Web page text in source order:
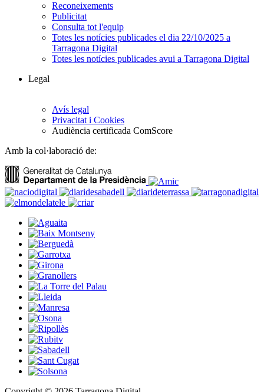
Reconeixements
Publicitat
Consulta tot l'equip
Totes les notícies publicades el dia 22/10/2025 a
Tarragona Digital
Totes les notícies publicades avui a Tarragona Digital
Legal
Avís legal
Privacitat i Cookies
Audiència certificada ComScore
Amb la col·laboració de: